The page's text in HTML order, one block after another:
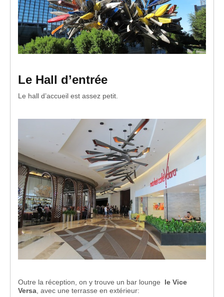
Le Hall d’entrée
Le hall d’accueil est assez petit.
Outre la réception, on y trouve un bar lounge le Vice
Versa , avec une terrasse en extérieur: